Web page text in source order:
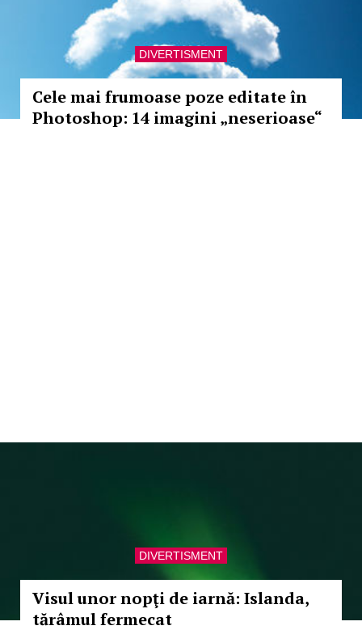
DIVERTISMENT
Cele mai frumoase poze editate în
Photoshop: 14 imagini „neserioase“
DIVERTISMENT
Visul unor nopţi de iarnă: Islanda,
tărâmul fermecat